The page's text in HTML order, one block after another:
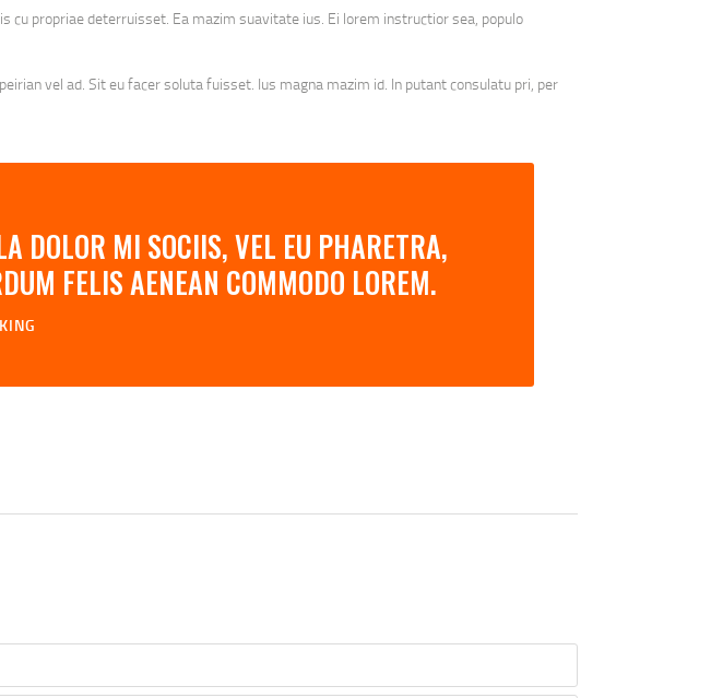
cu propriae deterruisset. Ea mazim suavitate ius. Ei lorem instructior sea, populo
vel ad. Sit eu facer soluta fuisset. Ius magna mazim id. In putant consulatu pri, per
DOLOR MI SOCIIS, VEL EU PHARETRA,
FELIS AENEAN COMMODO LOREM.